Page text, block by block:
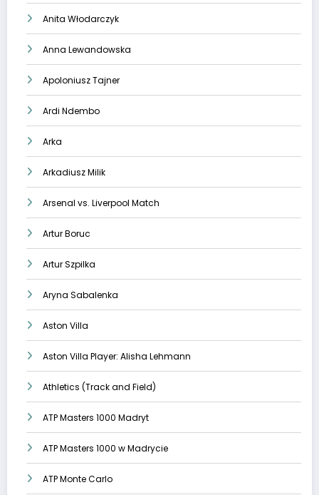
Anita Włodarczyk
Anna Lewandowska
Apoloniusz Tajner
Ardi Ndembo
Arka
Arkadiusz Milik
Arsenal vs. Liverpool Match
Artur Boruc
Artur Szpilka
Aryna Sabalenka
Aston Villa
Aston Villa Player: Alisha Lehmann
Athletics (Track and Field)
ATP Masters 1000 Madryt
ATP Masters 1000 w Madrycie
ATP Monte Carlo